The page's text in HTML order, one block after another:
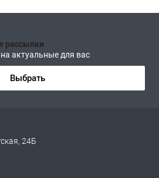
рассылки
актуальные для вас
Выбрать
24Б